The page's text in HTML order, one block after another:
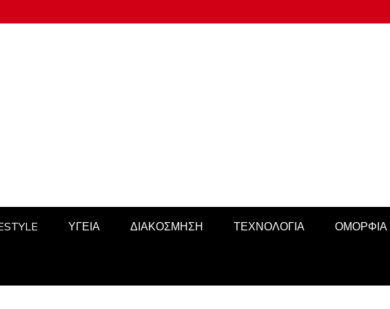
ΥΓΕΙΑ ΔΙΑΚΟΣΜΗΣΗ ΤΕΧΝΟΛΟΓΙΑ ΟΜΟΡΦΙΑ